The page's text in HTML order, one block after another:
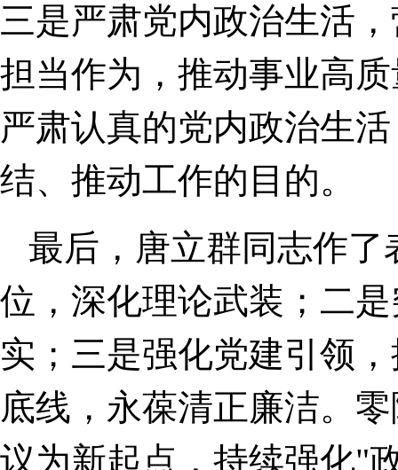
三是严肃党内政治生活
担当作为，推动事业高
严肃认真的党内政治生
结、推动工作的目的。
最后，唐立群同志作
位，深化理论武装；二
实；三是强化党建引领
底线，永葆清正廉洁。
议为新起点，持续强化"